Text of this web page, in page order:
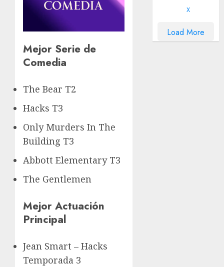
Mejor Serie de
Comedia
The Bear T2
Hacks T3
Only Murders In The
Building T3
Abbott Elementary T3
The Gentlemen
Mejor Actuación
Principal
Jean Smart – Hacks
Temporada 3
X
Load More